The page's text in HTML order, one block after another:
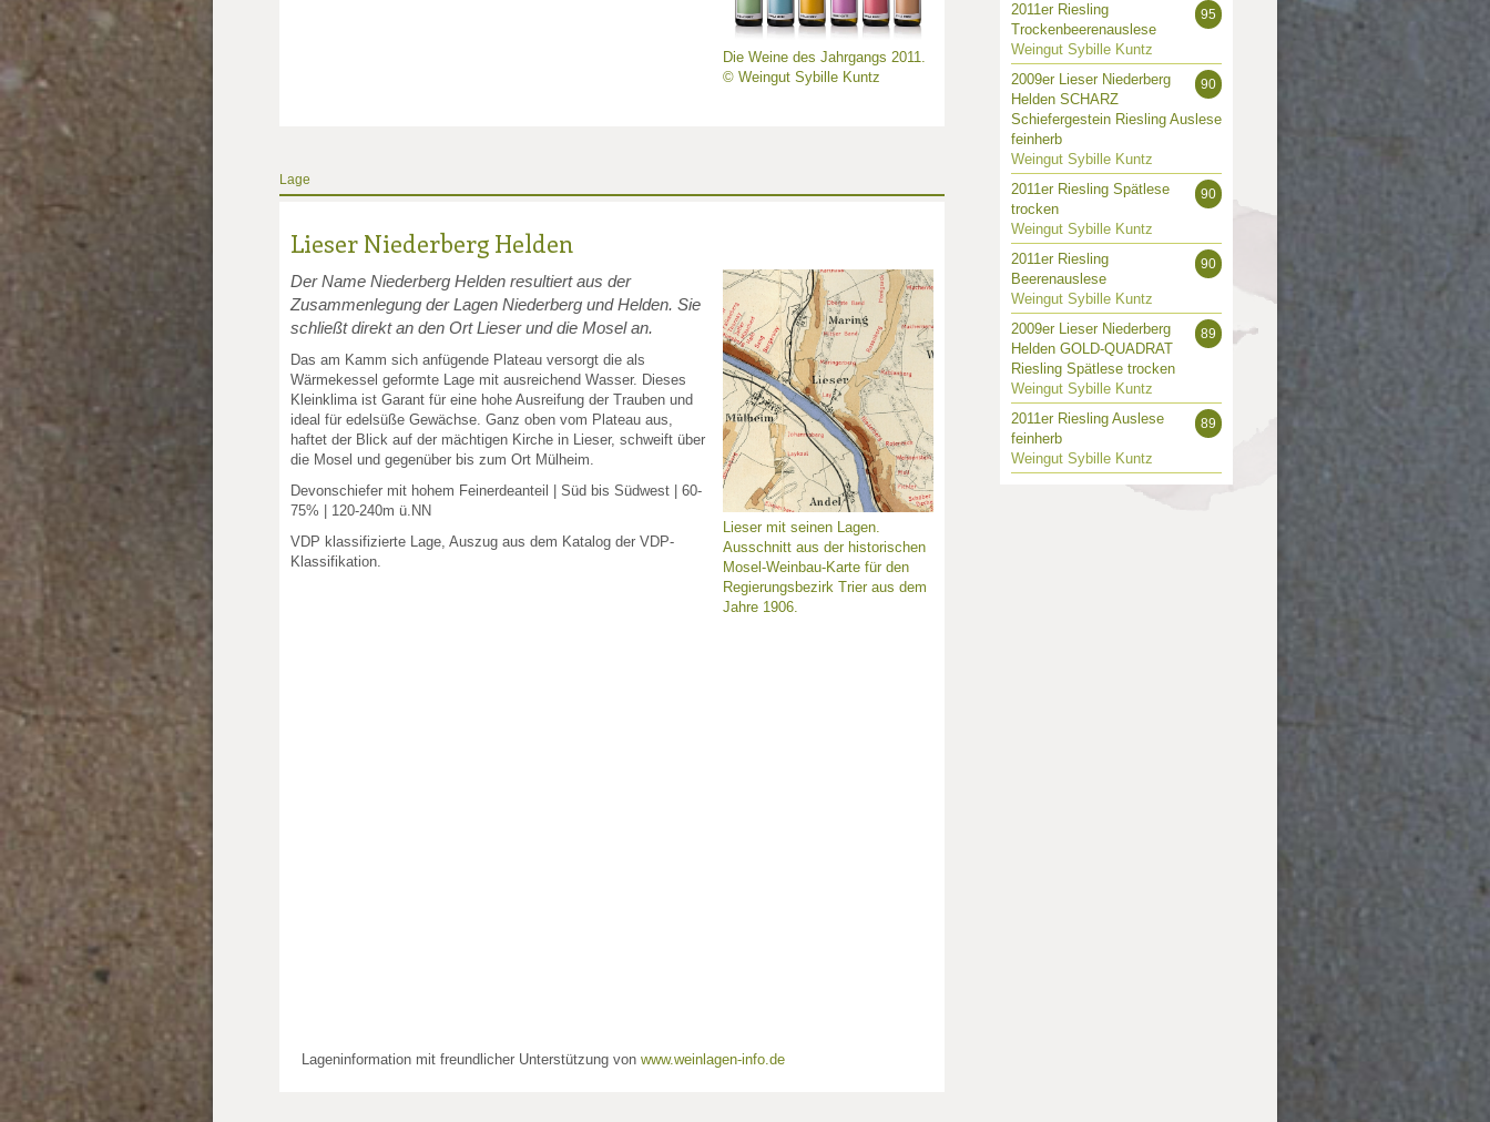
Die Weine des Jahrgangs 2011.
© Weingut Sybille Kuntz
Lage
Lieser Niederberg Helden
Lieser mit seinen Lagen.
Ausschnitt aus der historischen
Mosel-Weinbau-Karte für den
Regierungsbezirk Trier aus dem
Jahre 1906.
Der Name Niederberg Helden resultiert aus der
Zusammenlegung der Lagen Niederberg und Helden. Sie
schließt direkt an den Ort Lieser und die Mosel an.
Das am Kamm sich anfügende Plateau versorgt die als
Wärmekessel geformte Lage mit ausreichend Wasser. Dieses
Kleinklima ist Garant für eine hohe Ausreifung der Trauben und
ideal für edelsüße Gewächse. Ganz oben vom Plateau aus,
haftet der Blick auf der mächtigen Kirche in Lieser, schweift über
die Mosel und gegenüber bis zum Ort Mülheim.
Devonschiefer mit hohem Feinerdeanteil | Süd bis Südwest | 60-
75% | 120-240m ü.NN
VDP klassifizierte Lage, Auszug aus dem Katalog der VDP-
Klassifikation.
Lageninformation mit freundlicher Unterstützung von www.weinlagen-info.de
95
2011er Riesling
Trockenbeerenauslese
Weingut Sybille Kuntz
90
2009er Lieser Niederberg
Helden SCHARZ
Schiefergestein Riesling Auslese
feinherb
Weingut Sybille Kuntz
90
2011er Riesling Spätlese
trocken
Weingut Sybille Kuntz
90
2011er Riesling
Beerenauslese
Weingut Sybille Kuntz
89
2009er Lieser Niederberg
Helden GOLD-QUADRAT
Riesling Spätlese trocken
Weingut Sybille Kuntz
89
2011er Riesling Auslese
feinherb
Weingut Sybille Kuntz